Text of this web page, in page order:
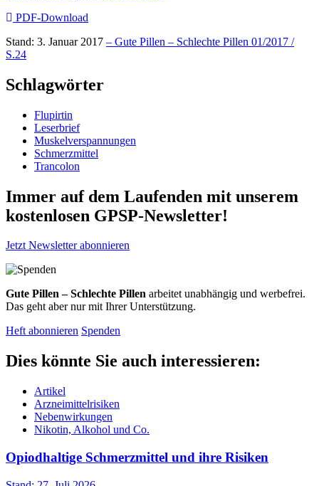
PDF-Download
Stand: 3. Januar 2017 – Gute Pillen – Schlechte Pillen 01/2017 /
S.24
Schlagwörter
Flupirtin
Leserbrief
Muskelverspannungen
Schmerzmittel
Trancolon
Immer auf dem Laufenden mit unserem
kostenlosen GPSP-Newsletter!
Jetzt Newsletter abonnieren
Gute Pillen – Schlechte Pillen arbeitet unabhängig und werbefrei.
Das geht aber nur mit Ihrer Unterstützung.
Heft abonnieren Spenden
Dies könnte Sie auch interessieren:
Artikel
Arzneimittelrisiken
Nebenwirkungen
Nikotin, Alkohol und Co.
Opiodhaltige Schmerzmittel und ihre Risiken